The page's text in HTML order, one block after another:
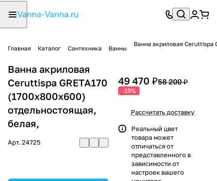
Главная Каталог Сантехника Ванны
Ванна акриловая Ceruttispa
Ванна акриловая
Ceruttispa GRETA170
(1700x800x600)
отдельностоящая,
белая,
Арт. 24725
49 470 ₽58 200 ₽
-15%
Рассчитать доставку
Реальный цвет
товара может
отличаться от
представленного в
зависимости от
настроек вашего